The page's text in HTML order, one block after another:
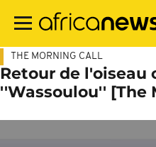
contenu
THE MORNING CALL
Retour de l'oiseau
''Wassoulou'' [The